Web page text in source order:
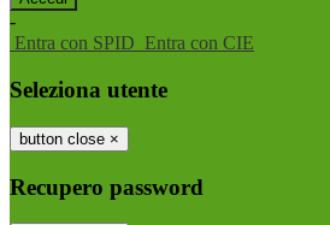
-
Entra con SPID Entra con CIE
Seleziona utente
button close ×
Recupero password